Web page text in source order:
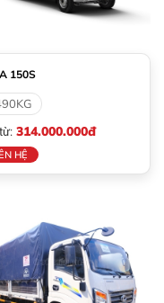
150S
314.000.000đ
HỆ